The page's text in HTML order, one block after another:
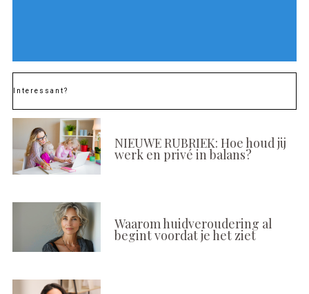
Interessant?
NIEUWE RUBRIEK: Hoe houd jij
werk en privé in balans?
Waarom huidveroudering al
begint voordat je het ziet